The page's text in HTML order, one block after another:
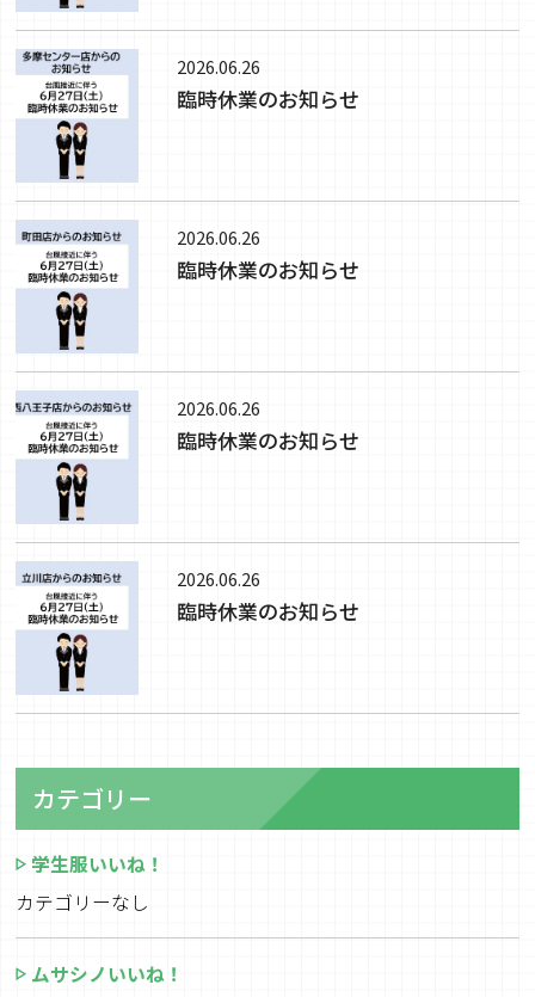
2026.06.26
臨時休業のお知らせ
2026.06.26
臨時休業のお知らせ
2026.06.26
臨時休業のお知らせ
2026.06.26
臨時休業のお知らせ
カテゴリー
学生服いいね！
カテゴリーなし
ムサシノいいね！